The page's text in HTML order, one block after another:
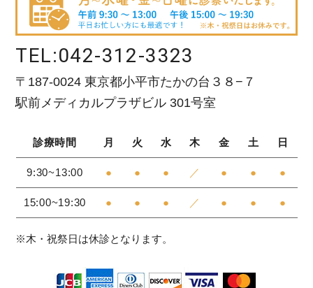
TEL:042-312-3323
〒187-0024 東京都小平市たかの台３８−７
駅前メディカルプラザビル 301号室
診療時間 月 火 水 木 金 土 日
9:30~13:00 ● ● ● ／ ● ● ●
15:00~19:30 ● ● ● ／ ● ● ●
※木・祝祭日は休診となります。